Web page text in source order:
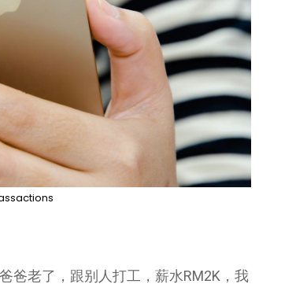
爸老了，跟别人打工，薪水RM2K，我